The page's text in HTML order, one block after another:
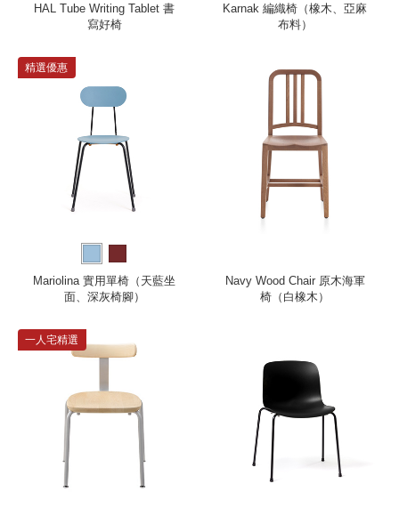
HAL Tube Writing Tablet 書
寫好椅
Karnak 編織椅（橡木、亞麻
布料）
精選優惠
Mariolina 實用單椅（天藍坐
面、深灰椅腳）
Navy Wood Chair 原木海軍
椅（白橡木）
一人宅精選